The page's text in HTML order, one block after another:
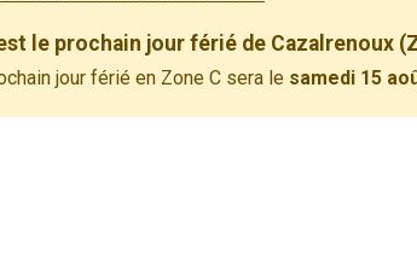
le prochain jour férié de Cazalrenoux
jour férié en Zone C sera le samedi 15